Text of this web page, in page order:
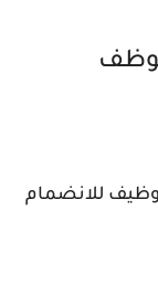
للانضمام